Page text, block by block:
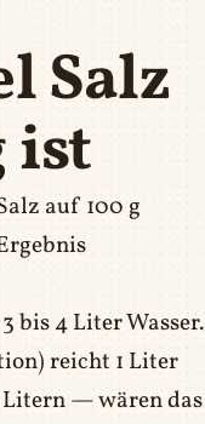
Salz
ist
auf 100 g
bis 4 Liter Wasser.
reicht 1 Liter
Litern — wären das